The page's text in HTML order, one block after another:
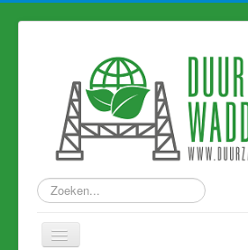
Zoeken...